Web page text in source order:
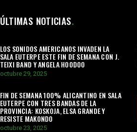
ÚLTIMAS NOTICIAS
LOS SONIDOS AMERICANOS INVADEN LA
SALA EUTERPE ESTE FIN DE SEMANA CON J.
TEIXI BAND Y ANGELA HOODOO
octubre 29, 2025
FIN DE SEMANA 100% ALICANTINO EN SALA
EUTERPE CON TRES BANDAS DE LA
PROVINCIA: KOSKOJA, ELSA GRANDE Y
RESISTE MAKONDO
octubre 23, 2025